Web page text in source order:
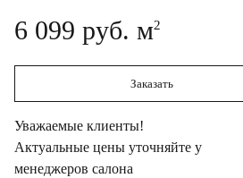
6 099 руб. м2
Заказать
Уважаемые клиенты!
Актуальные цены уточняйте у
менеджеров салона